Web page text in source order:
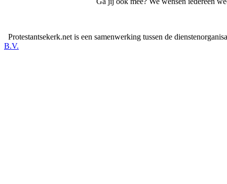
Protestantsekerk.net is een samenwerking tussen de
B.V.